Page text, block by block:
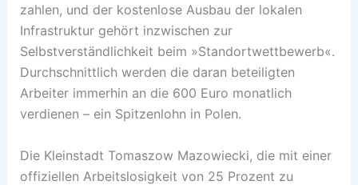
zahlen, und der kostenlose Ausbau der lokalen
Infrastruktur gehört inzwischen zur
Selbstverständlichkeit beim »Standortwettbewerb«.
Durchschnittlich werden die daran beteiligten
Arbeiter immerhin an die 600 Euro monatlich
verdienen – ein Spitzenlohn in Polen.
Die Kleinstadt Tomaszow Mazowiecki, die mit einer
offiziellen Arbeitslosigkeit von 25 Prozent zu